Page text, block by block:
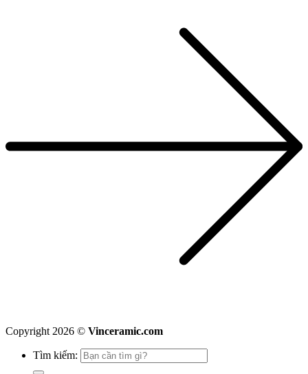
Copyright 2026 © Vinceramic.com
Tìm kiếm: